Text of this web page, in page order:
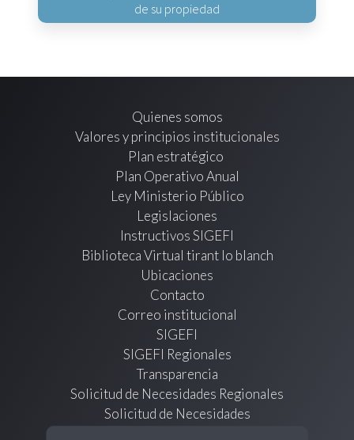
de su propiedad
Quienes somos
Valores y principios institucionales
Plan estratégico
Plan Operativo Anual
Ley Ministerio Público
Legislaciones
Instructivos SIGEFI
Biblioteca Virtual tirant lo blanch
Ubicaciones
Contacto
Correo institucional
SIGEFI
SIGEFI Regionales
Transparencia
Solicitud de Necesidades Regionales
Solicitud de Necesidades